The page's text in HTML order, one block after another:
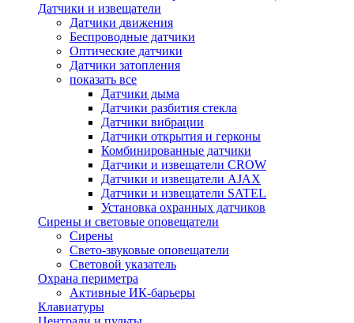
Датчики и извещатели
Датчики движения
Беспроводные датчики
Оптические датчики
Датчики затопления
показать все
Датчики дыма
Датчики разбития стекла
Датчики вибрации
Датчики открытия и герконы
Комбинированные датчики
Датчики и извещатели CROW
Датчики и извещатели AJAX
Датчики и извещатели SATEL
Установка охранных датчиков
Сирены и световые оповещатели
Сирены
Свето-звуковые оповещатели
Световой указатель
Охрана периметра
Активные ИК-барьеры
Клавиатуры